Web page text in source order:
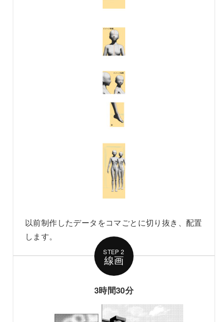
以前制作したデータをコマごとに切り抜き、配置
します。
STEP 2
3時間30分